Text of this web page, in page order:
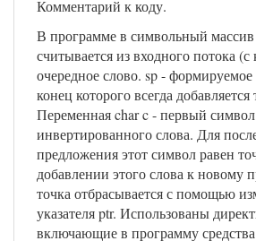
Комментарий к коду.
В программе в символьный массив
считывается из входного потока
очередное слово. sp -
конец которого всегда добавляется
Переменная char c - первый
инвертированного слова. Для
предложения этот символ равен
добавлении этого слова к новому
точка отбрасывается с помощью
указателя ptr. Использованы
включающие в программу